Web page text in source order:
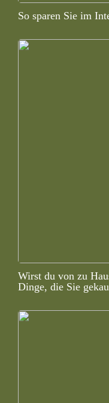
So sparen Sie im
Wirst du von zu
Dinge, die Sie